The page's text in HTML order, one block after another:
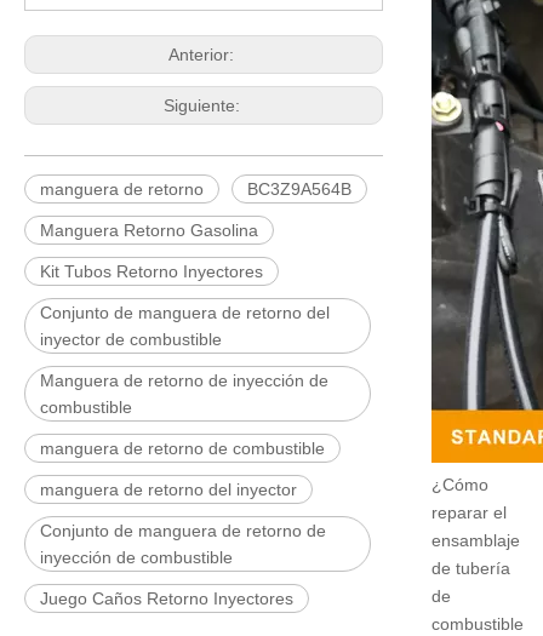
Anterior:
Siguiente:
manguera de retorno BC3Z9A564B
Manguera Retorno Gasolina
Kit Tubos Retorno Inyectores
Conjunto de manguera de retorno del
inyector de combustible
Manguera de retorno de inyección de
combustible
manguera de retorno de combustible
manguera de retorno del inyector
Conjunto de manguera de retorno de
inyección de combustible
Juego Caños Retorno Inyectores
¿Cómo
reparar el
ensamblaje
de tubería
de
combustible